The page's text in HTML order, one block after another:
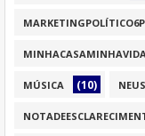
MINHACASAMINHAVIDA
MÚSICA (10)